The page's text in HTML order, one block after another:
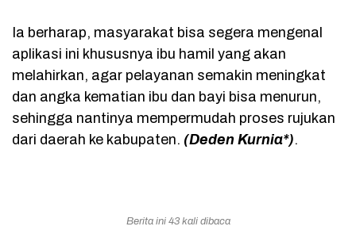
Ia berharap, masyarakat bisa segera mengenal
aplikasi ini khususnya ibu hamil yang akan
melahirkan, agar pelayanan semakin meningkat
dan angka kematian ibu dan bayi bisa menurun,
sehingga nantinya mempermudah proses rujukan
dari daerah ke kabupaten. (Deden Kurnia*).
Berita ini 43 kali dibaca